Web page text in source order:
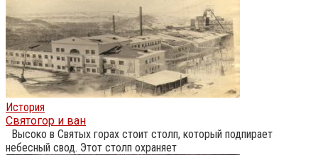
История
Святогор и ван
Высоко в Святых горах стоит столп, который подпирает
небесный свод. Этот столп охраняет